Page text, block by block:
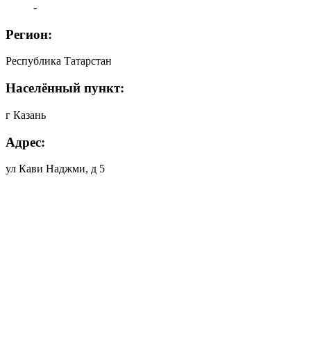
-
Регион:
Республика Татарстан
Населённый пункт:
г Казань
Адрес:
ул Кави Наджми, д 5